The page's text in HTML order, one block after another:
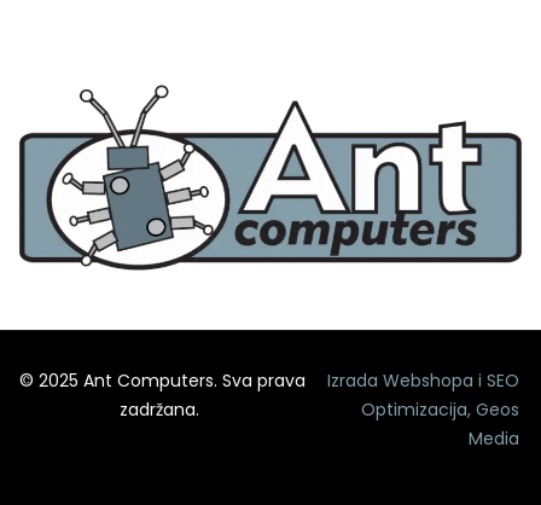
© 2025 Ant Computers. Sva prava
zadržana.
Izrada Webshopa iSEO
Optimizacija,Geos
Media